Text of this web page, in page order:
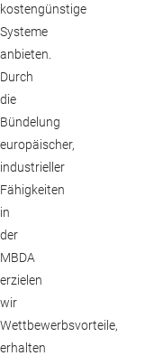
kostengünstige
Systeme
anbieten.
Durch
die
Bündelung
europäischer,
industrieller
Fähigkeiten
in
der
MBDA
erzielen
wir
Wettbewerbsvorteile,
erhalten